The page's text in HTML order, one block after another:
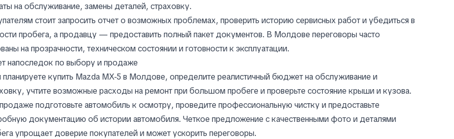
на обслуживание, замены деталей, страховку.
стоит запросить отчет о возможных проблемах, проверить историю сервисных работ и убедиться в
пробега, а продавцу — предоставить полный пакет документов. В Молдове переговоры часто
на прозрачности, техническом состоянии и готовности к эксплуатации.
напоследок по выбору и продаже
планируете купить Mazda MX-5 в Молдове, определите реалистичный бюджет на обслуживание и
учтите возможные расходы на ремонт при большом пробеге и проверьте состояние крыши и кузова.
подготовьте автомобиль к осмотру, проведите профессиональную чистку и предоставьте
документацию об истории автомобиля. Четкое предложение с качественными фото и деталями
упрощает доверие покупателей и может ускорить переговоры.